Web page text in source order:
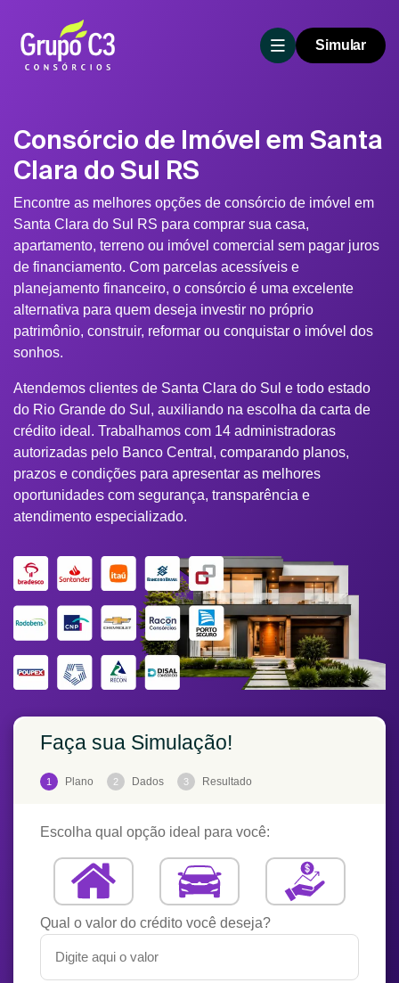
Simular
Consórcio de Imóvel em Santa
Clara do Sul RS
Encontre as melhores opções de consórcio de imóvel em
Santa Clara do Sul RS para comprar sua casa,
apartamento, terreno ou imóvel comercial sem pagar juros
de financiamento. Com parcelas acessíveis e
planejamento financeiro, o consórcio é uma excelente
alternativa para quem deseja investir no próprio
patrimônio, construir, reformar ou conquistar o imóvel dos
sonhos.
Atendemos clientes de Santa Clara do Sul e todo estado
do Rio Grande do Sul, auxiliando na escolha da carta de
crédito ideal. Trabalhamos com 14 administradoras
autorizadas pelo Banco Central, comparando planos,
prazos e condições para apresentar as melhores
oportunidades com segurança, transparência e
atendimento especializado.
Faça sua Simulação!
1 Plano 2 Dados 3 Resultado
Escolha qual opção ideal para você:
Qual o valor do crédito você deseja?